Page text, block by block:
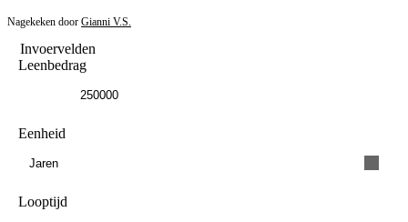
Nagekeken door Gianni V.S.
Invoervelden
Leenbedrag
Eenheid
Jaren
Looptijd